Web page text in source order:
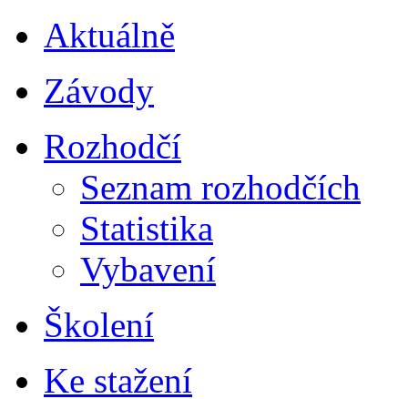
Aktuálně
Závody
Rozhodčí
Seznam rozhodčích
Statistika
Vybavení
Školení
Ke stažení